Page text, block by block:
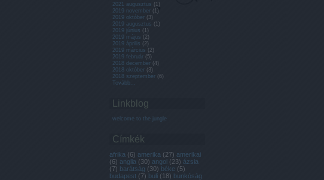
2021 augusztus (1)
2019 november (1)
2019 október (3)
2019 augusztus (1)
2019 június (1)
2019 május (2)
2019 április (2)
2019 március (2)
2019 február (5)
2018 december (4)
2018 október (3)
2018 szeptember (6)
Tovább...
Linkblog
welcome to the jungle
Címkék
afrika (6) amerika (27) amerikai
(6) anglia (30) angol (23) ázsia
(7) barátság (30) béke (5)
budapest (7) buli (18) bunkóság